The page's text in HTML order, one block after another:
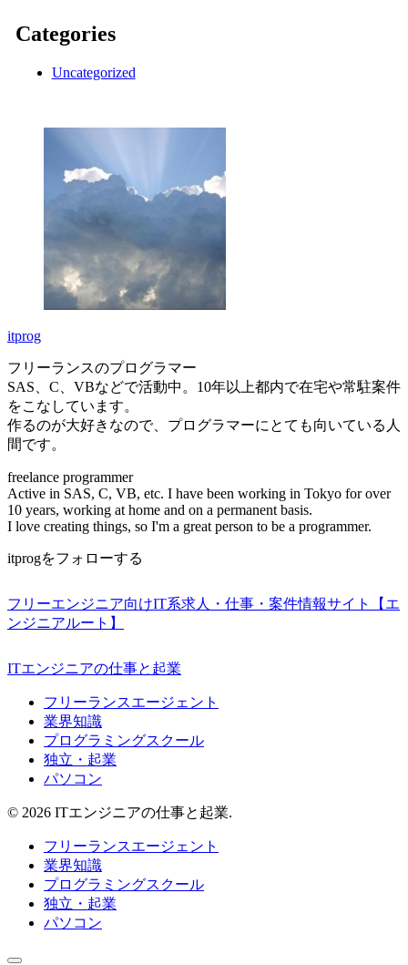
Categories
Uncategorized
itprog
フリーランスのプログラマー
SAS、C、VBなどで活動中。10年以上都内で在宅や常駐案件
をこなしています。
作るのが大好きなので、プログラマーにとても向いている人
間です。
freelance programmer
Active in SAS, C, VB, etc. I have been working in Tokyo for over
10 years, working at home and on a permanent basis.
I love creating things, so I'm a great person to be a programmer.
itprogをフォローする
フリーエンジニア向けIT系求人・仕事・案件情報サイト【エ
ンジニアルート】
ITエンジニアの仕事と起業
フリーランスエージェント
業界知識
プログラミングスクール
独立・起業
パソコン
© 2026 ITエンジニアの仕事と起業.
フリーランスエージェント
業界知識
プログラミングスクール
独立・起業
パソコン